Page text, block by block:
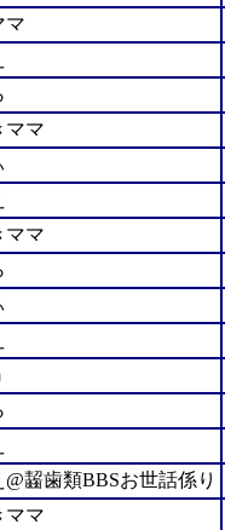
マ
ママ
ママ
@齧歯類BBSお世話係り
ママ